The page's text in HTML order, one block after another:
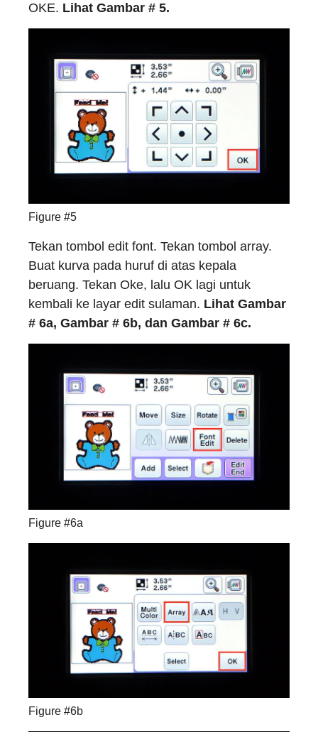
OKE. Lihat Gambar # 5.
Figure #5
Tekan tombol edit font. Tekan tombol array.
Buat kurva pada huruf di atas kepala
beruang. Tekan Oke, lalu OK lagi untuk
kembali ke layar edit sulaman. Lihat Gambar
# 6a, Gambar # 6b, dan Gambar # 6c.
Figure #6a
Figure #6b